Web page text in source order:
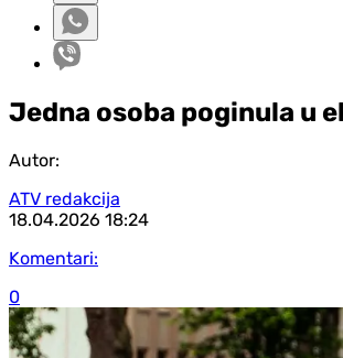
Jedna osoba poginula u
Autor:
ATV redakcija
18.04.2026 18:24
Komentari:
0